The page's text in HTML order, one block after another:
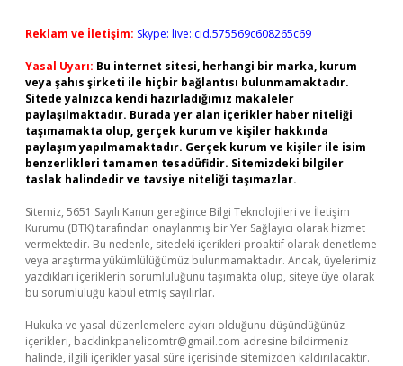
Reklam ve İletişim: Skype: live:.cid.575569c608265c69
Yasal Uyarı: Bu internet sitesi, herhangi bir marka, kurum
veya şahıs şirketi ile hiçbir bağlantısı bulunmamaktadır.
Sitede yalnızca kendi hazırladığımız makaleler
paylaşılmaktadır. Burada yer alan içerikler haber niteliği
taşımamakta olup, gerçek kurum ve kişiler hakkında
paylaşım yapılmamaktadır. Gerçek kurum ve kişiler ile isim
benzerlikleri tamamen tesadüfidir. Sitemizdeki bilgiler
taslak halindedir ve tavsiye niteliği taşımazlar.
Sitemiz, 5651 Sayılı Kanun gereğince Bilgi Teknolojileri ve İletişim
Kurumu (BTK) tarafından onaylanmış bir Yer Sağlayıcı olarak hizmet
vermektedir. Bu nedenle, sitedeki içerikleri proaktif olarak denetleme
veya araştırma yükümlülüğümüz bulunmamaktadır. Ancak, üyelerimiz
yazdıkları içeriklerin sorumluluğunu taşımakta olup, siteye üye olarak
bu sorumluluğu kabul etmiş sayılırlar.
Hukuka ve yasal düzenlemelere aykırı olduğunu düşündüğünüz
içerikleri, backlinkpanelicomtr@gmail.com adresine bildirmeniz
halinde, ilgili içerikler yasal süre içerisinde sitemizden kaldırılacaktır.